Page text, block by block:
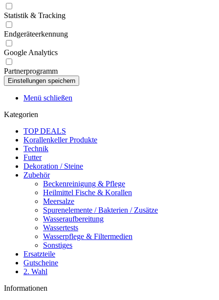
Statistik & Tracking
Endgeräteerkennung
Google Analytics
Partnerprogramm
Menü schließen
Kategorien
TOP DEALS
Korallenkeller Produkte
Technik
Futter
Dekoration / Steine
Zubehör
Beckenreinigung & Pflege
Heilmittel Fische & Korallen
Meersalze
Spurenelemente / Bakterien / Zusätze
Wasseraufbereitung
Wassertests
Wasserpflege & Filtermedien
Sonstiges
Ersatzteile
Gutscheine
2. Wahl
Informationen